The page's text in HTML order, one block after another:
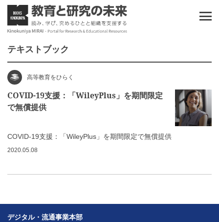
テキストブック
高等教育をひらく
COVID-19支援：「WileyPlus」を期間限定
で無償提供
COVID-19支援：「WileyPlus」を期間限定で無償提供
2020.05.08
デジタル・流通事業本部